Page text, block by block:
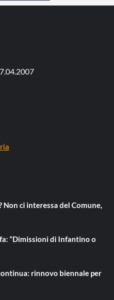
Non ci interessa del Comune,
“Dimissioni di Infantino o
rinnovo biennale per